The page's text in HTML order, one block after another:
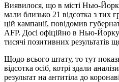
Виявилося, що в місті Нью-Йорк
мали близько 21 відсотка з тих
цій кампанії, повідомив
AFP. Досі офіційно в Нью-
тисячі позитивних результатів
Щодо всього штату, то тут
відсотка осіб, котрі здали
результат на антитіла до